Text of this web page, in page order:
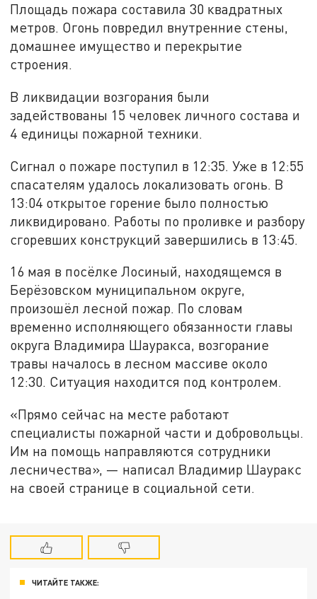
Площадь пожара составила 30 квадратных
метров. Огонь повредил внутренние стены,
домашнее имущество и перекрытие
строения.
В ликвидации возгорания были
задействованы 15 человек личного состава и
4 единицы пожарной техники.
Сигнал о пожаре поступил в 12:35. Уже в 12:55
спасателям удалось локализовать огонь. В
13:04 открытое горение было полностью
ликвидировано. Работы по проливке и разбору
сгоревших конструкций завершились в 13:45.
16 мая в посёлке Лосиный, находящемся в
Берёзовском муниципальном округе,
произошёл лесной пожар. По словам
временно исполняющего обязанности главы
округа Владимира Шауракса, возгорание
травы началось в лесном массиве около
12:30. Ситуация находится под контролем.
«Прямо сейчас на месте работают
специалисты пожарной части и добровольцы.
Им на помощь направляются сотрудники
лесничества», — написал Владимир Шауракс
на своей странице в социальной сети.
ЧИТАЙТЕ ТАКЖЕ: